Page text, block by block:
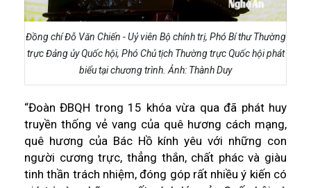
Đồng chí Đỗ Văn Chiến - Uỷ viên Bộ chính trị, Phó Bí thư Thường
trực Đảng ủy Quốc hội, Phó Chủ tịch Thường trực Quốc hội phát
biểu tại chương trình. Ảnh: Thành Duy
“Đoàn ĐBQH trong 15 khóa vừa qua đã phát huy
truyền thống vẻ vang của quê hương cách mạng,
quê hương của Bác Hồ kính yêu với những con
người cương trực, thẳng thắn, chất phác và giàu
tinh thần trách nhiệm, đóng góp rất nhiều ý kiến có